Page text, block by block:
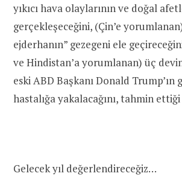
yıkıcı hava olaylarının ve doğal
gerçekleşeceğini, (Çin’e
ejderhanın” gezegeni ele
ve Hindistan’a yorumlanan) üç
eski ABD Başkanı Donald Trump’ın
hastalığa yakalacağını, tahmin ettiği
Gelecek yıl değerlendireceğiz…